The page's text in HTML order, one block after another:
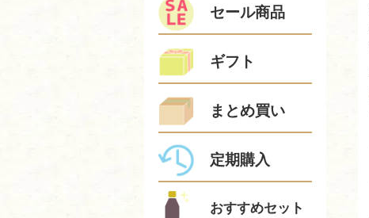
セール商品
ギフト
まとめ買い
定期購入
おすすめセット